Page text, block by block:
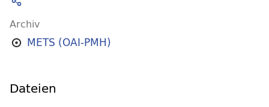
Archiv
METS (OAI-PMH)
Dateien